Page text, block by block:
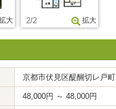
大 2/2 拡大
京都市伏見区醍醐切レ戸町
48,000円 ～ 48,000円